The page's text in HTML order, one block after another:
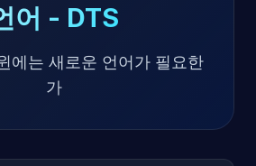
어 - DTS
에는 새로운 언어가 필요한
가